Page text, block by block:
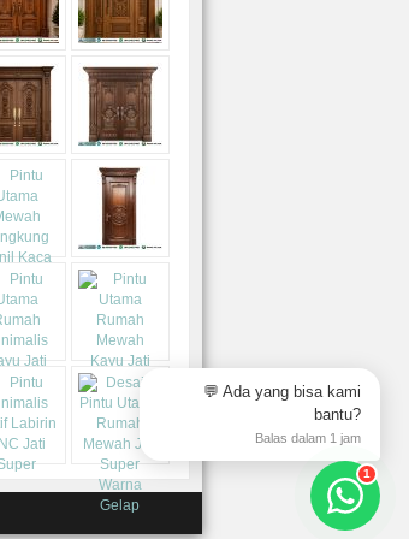
💬 Ada yang bisa kami
bantu?
Balas dalam 1 jam
1